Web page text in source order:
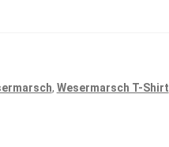
, Wesermarsch T-Shirt